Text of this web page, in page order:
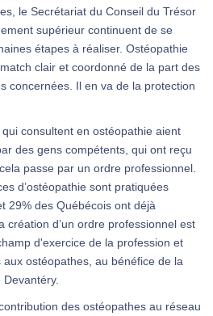
le Secrétariat du Conseil du Trésor
supérieur continuent de se
étapes à réaliser. Ostéopathie
clair et coordonné de la part des
concernées. Il en va de la protection
consultent en ostéopathie aient
des gens compétents, qui ont reçu
passe par un ordre professionnel.
d’ostéopathie sont pratiquées
29% des Québécois ont déjà
création d’un ordre professionnel est
d'exercice de la profession et
ostéopathes, au bénéfice de la
des ostéopathes au réseau